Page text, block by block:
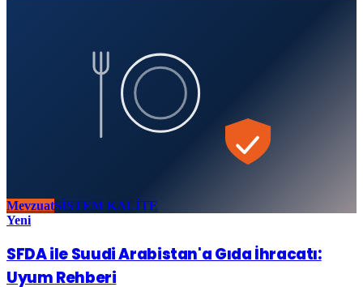
MevzuatSİSTEM KALİTE
Yeni
SFDA ile Suudi Arabistan'a Gıda İhracatı:
Uyum Rehberi